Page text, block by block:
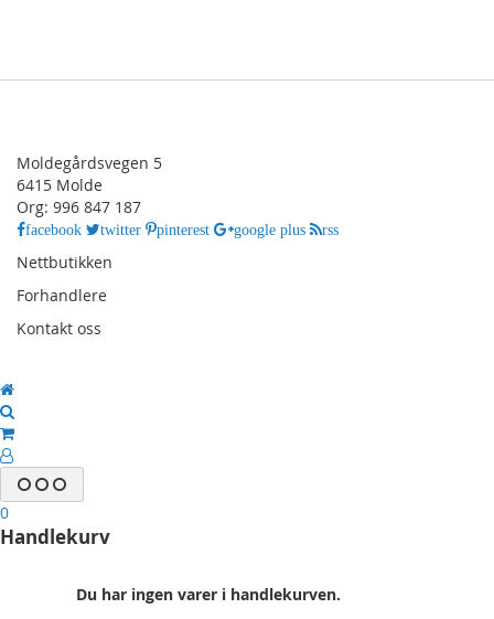
Moldegårdsvegen 5
6415 Molde
Org: 996 847 187
facebook twitter pinterest google plus rss
Nettbutikken
Forhandlere
Kontakt oss
0
Handlekurv
Du har ingen varer i handlekurven.